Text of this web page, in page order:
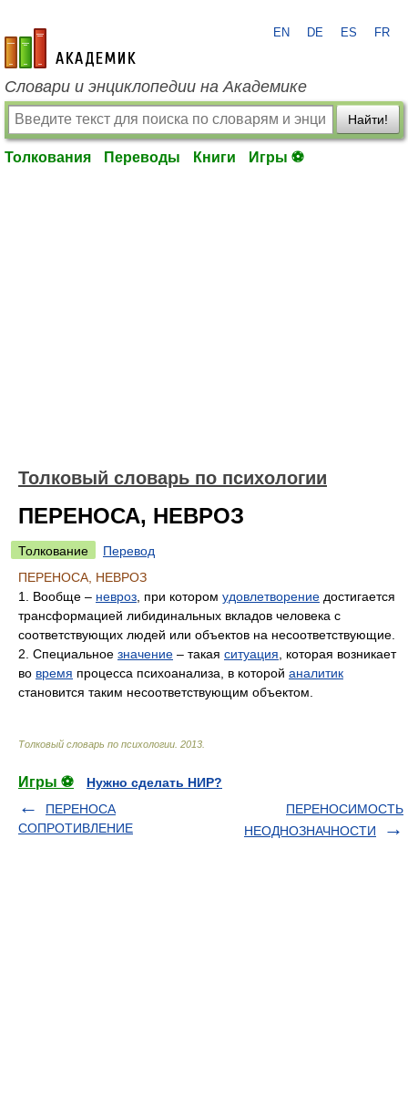
academic.ru
EN DE ES FR
Словари и энциклопедии на Академике
Найти!
Толкования Переводы Книги Игры ⚽
Толковый словарь по психологии
ПЕРЕНОСА, НЕВРОЗ
Толкование
Перевод
ПЕРЕНОСА, НЕВРОЗ
1. Вообще – невроз , при котором удовлетворение достигается
трансформацией либидинальных вкладов человека с
соответствующих людей или объектов на несоответствующие.
2. Специальное значение – такая ситуация , которая возникает
во время процесса психоанализа, в которой аналитик
становится таким несоответствующим объектом.
Толковый словарь по психологии 2013
Игры ⚽
Нужно сделать НИР?
ПЕРЕНОСА
СОПРОТИВЛЕНИЕ
ПЕРЕНОСИМОСТЬ
НЕОДНОЗНАЧНОСТИ